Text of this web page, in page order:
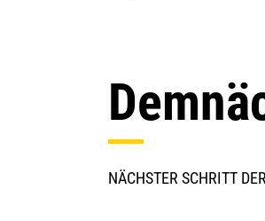
NÄCHSTER SCHRITT